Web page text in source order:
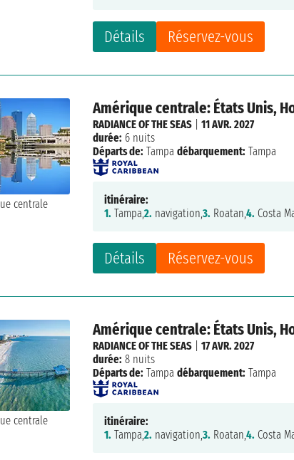
Détails Réservez-vous
Amérique centrale: États Unis,
Détails Réservez-vous
RADIANCE OF THE SEAS |11 AVR. 2027
durée: 6 nuits
Départs de: Tampa débarquement: Tampa
itinéraire:
1. Tampa,2. navigation,3. Roatan,4. Costa
Amérique centrale: États Unis,
RADIANCE OF THE SEAS |17 AVR. 2027
durée: 8 nuits
Départs de: Tampa débarquement: Tampa
itinéraire:
1. Tampa,2. navigation,3. Roatan,4. Costa